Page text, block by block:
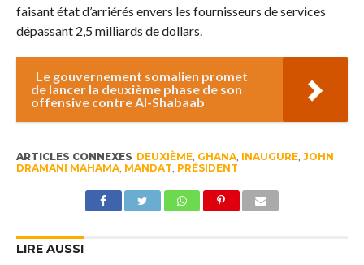
faisant état d’arriérés envers les fournisseurs de services
dépassant 2,5 milliards de dollars.
Le gouvernement somalien promet
de lancer la deuxième phase de son
offensive contre Al-Shabaab
ARTICLES CONNEXES DEUXIÈME, GHANA, INAUGURE, JOHN
DRAMANI MAHAMA, MANDAT PRÉSIDENT
LIRE AUSSI